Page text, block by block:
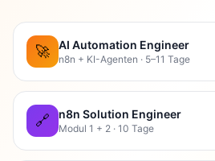
🚀 AI Automation Engineer
n8n + KI-Agenten · 5–11 Tage
🔗 n8n Solution Engineer
Modul 1 + 2 · 10 Tage